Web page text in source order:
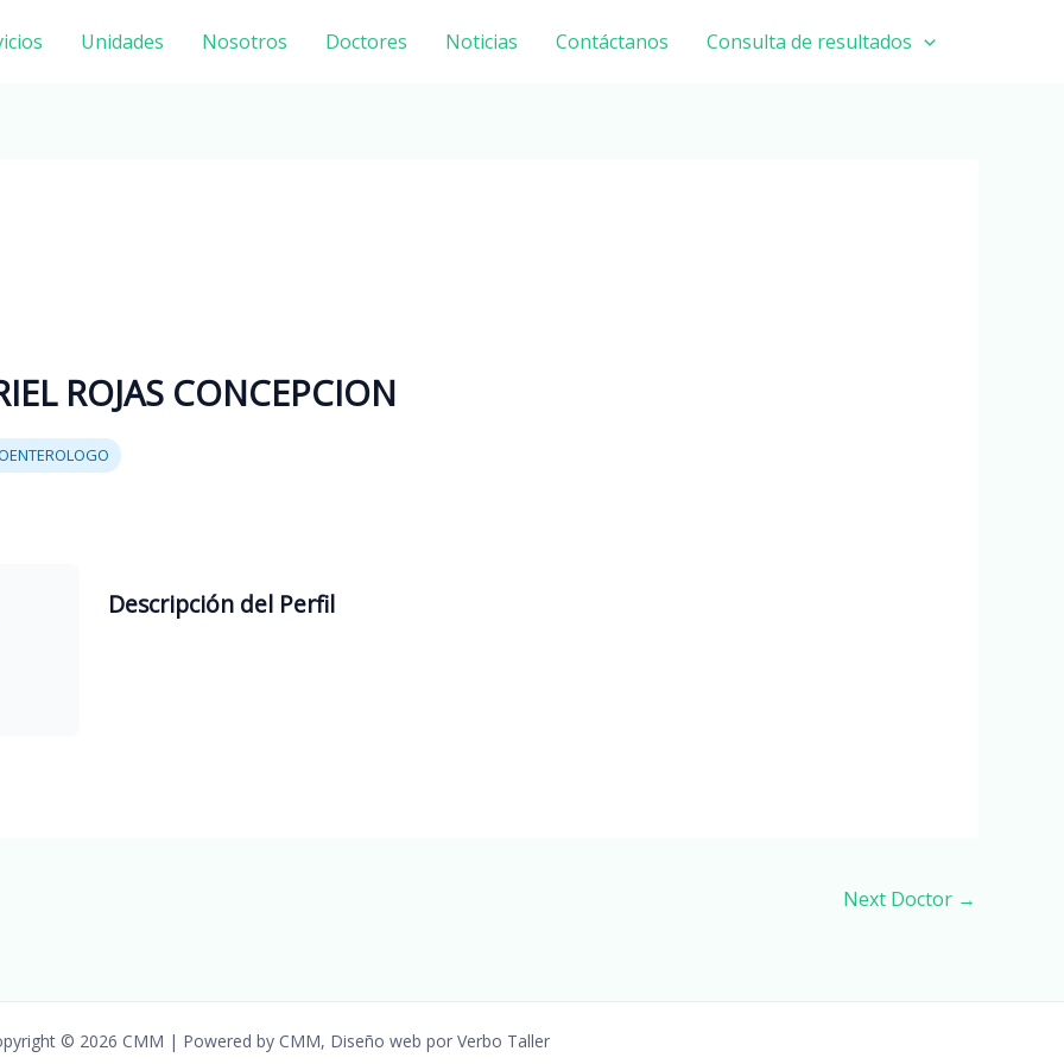
Unidades Nosotros Doctores Noticias Contáctanos Consulta de resultados
ROJAS CONCEPCION
Descripción del Perfil
Next Doctor →
© 2026 CMM | Powered by CMM, Diseño web por Verbo Taller